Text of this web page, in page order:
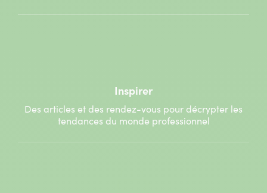
Inspirer
Des articles et des rendez-vous pour décrypter les
tendances du monde professionnel